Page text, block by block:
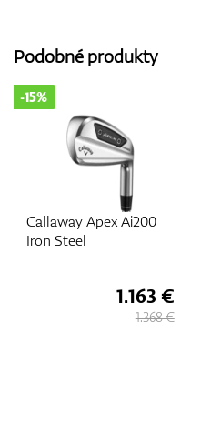
Podobné produkty
Callaway Elyte X Irons
Steel
748 €